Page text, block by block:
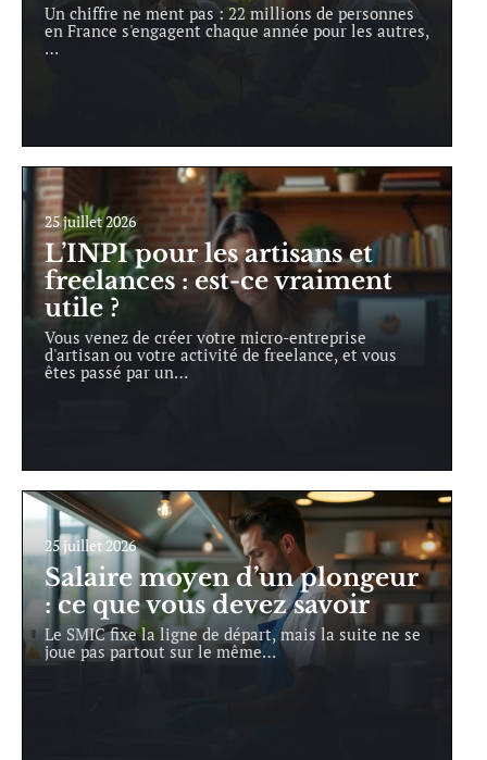
Un chiffre ne ment pas : 22 millions de personnes
en France s'engagent chaque année pour les autres,
…
25 juillet 2026
L’INPI pour les artisans et
freelances : est-ce vraiment
utile ?
Vous venez de créer votre micro-entreprise
d'artisan ou votre activité de freelance, et vous
êtes passé par un…
25 juillet 2026
Salaire moyen d’un plongeur
: ce que vous devez savoir
Le SMIC fixe la ligne de départ, mais la suite ne se
joue pas partout sur le même…